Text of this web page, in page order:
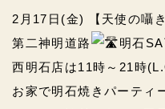
2月17日(金) 【天使の囁
第二神明道路
明石
西明石店は11時～21時
お家で明石焼きパーティ